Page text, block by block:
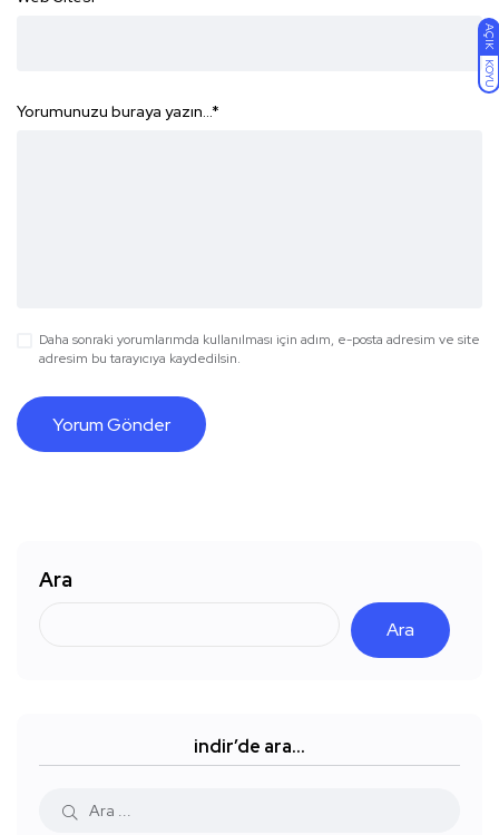
AÇIK
KOYU
Yorumunuzu buraya yazın...*
Daha sonraki yorumlarımda kullanılması için adım, e-posta adresim ve site
adresim bu tarayıcıya kaydedilsin.
Ara
Ara
indir’de ara…